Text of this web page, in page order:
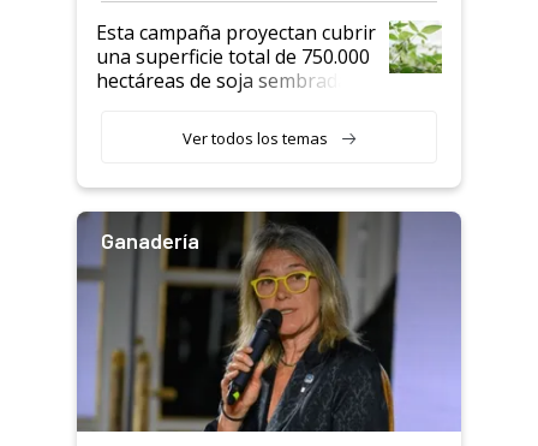
Esta campaña proyectan cubrir
una superficie total de 750.000
hectáreas de soja sembradas
variedades que marcan un
salto tecnológico en genética y
Ver todos los temas
Ganadería